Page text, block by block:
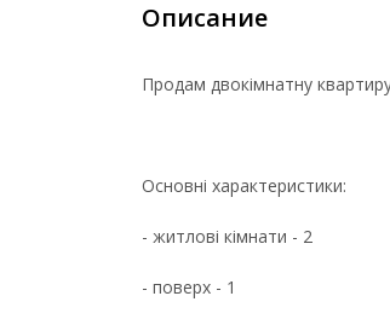
Описание
Продам двокімнатну
Основні характеристики:
- житлові кімнати - 2
- поверх - 1